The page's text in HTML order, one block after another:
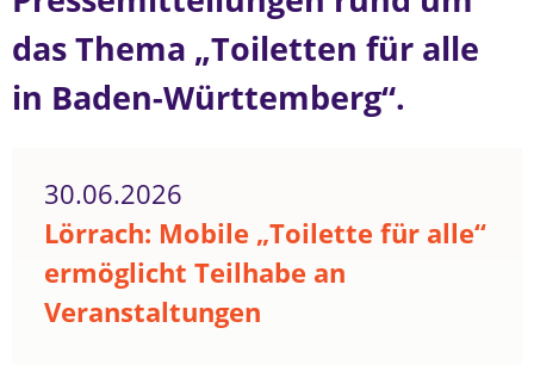
das Thema „Toiletten für alle
in Baden-Württemberg“.
30.06.2026
Lörrach: Mobile „Toilette für alle“
ermöglicht Teilhabe an
Veranstaltungen